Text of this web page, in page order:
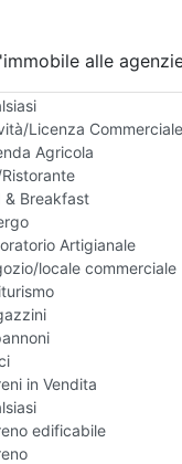
Garage
Licenza Commerciale
Agricola
& Breakfast
Artigianale
locale commerciale
in Vendita
edificabile
alle